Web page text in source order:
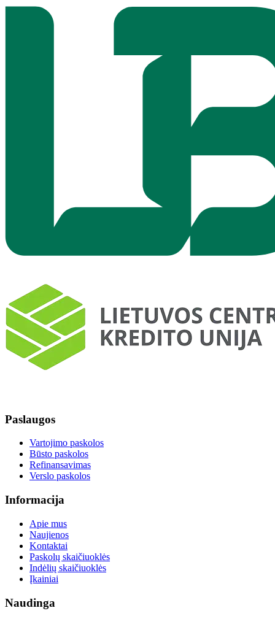
Paslaugos
Vartojimo paskolos
Būsto paskolos
Refinansavimas
Verslo paskolos
Informacija
Apie mus
Naujienos
Kontaktai
Paskolų skaičiuoklės
Indėlių skaičiuoklės
Įkainiai
Naudinga